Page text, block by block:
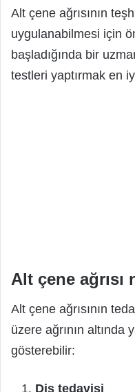
Alt çene ağrısının
uygulanabilmesi için
başladığında bir
testleri yaptırmak en
Alt çene ağrısı
Alt çene ağrısının
üzere ağrının
gösterebilir:
Diş tedavisi